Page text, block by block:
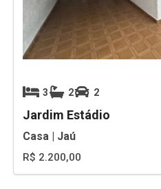
3 2 2
Jardim Estádio
Casa | Jaú
R$ 2.200,00